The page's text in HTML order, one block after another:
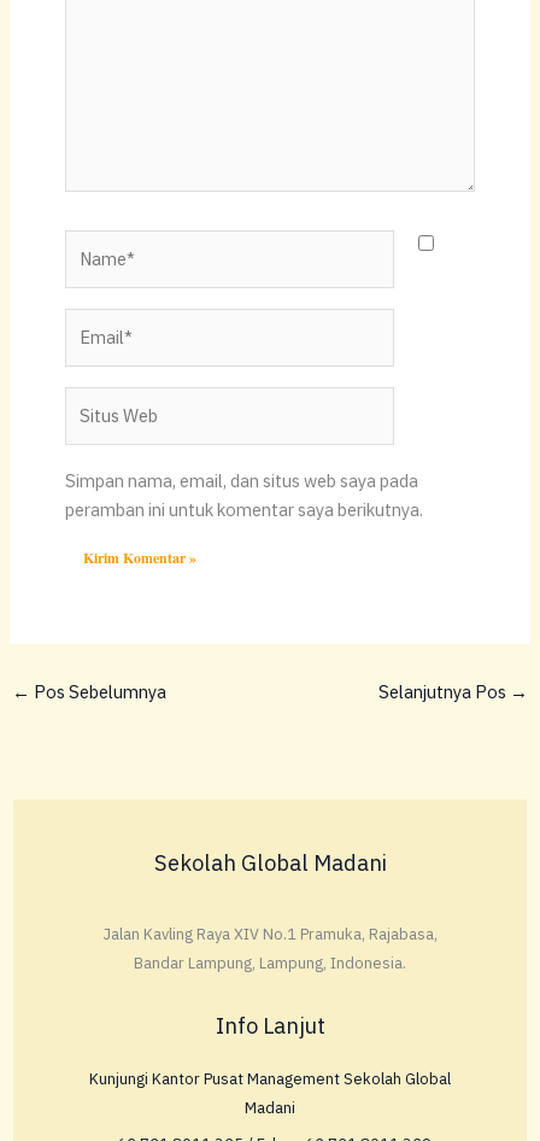
Web
Simpan nama, email, dan situs web saya pada
peramban ini untuk komentar saya berikutnya.
← Pos Sebelumnya Selanjutnya Pos →
Sekolah Global Madani
Jalan Kavling Raya XIV No.1 Pramuka, Rajabasa,
Bandar Lampung, Lampung, Indonesia.
Info Lanjut
Kunjungi Kantor Pusat Management Sekolah Global
Madani